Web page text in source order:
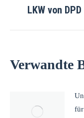
Beitrag:
LKW von DPD
Verwandte
für